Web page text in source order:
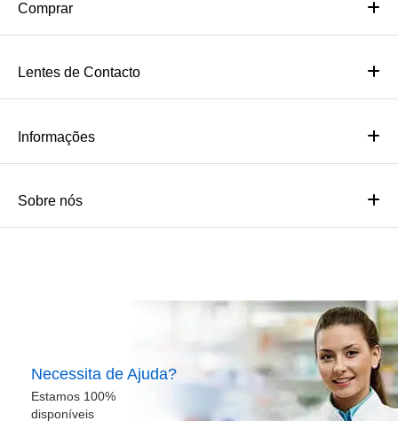
Comprar
Lentes de Contacto
Informações
Sobre nós
Necessita de Ajuda?
Estamos 100%
disponíveis